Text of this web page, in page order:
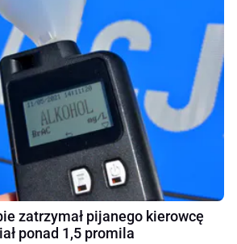
zatrzymał pijanego kierowcę
ponad 1,5 promila